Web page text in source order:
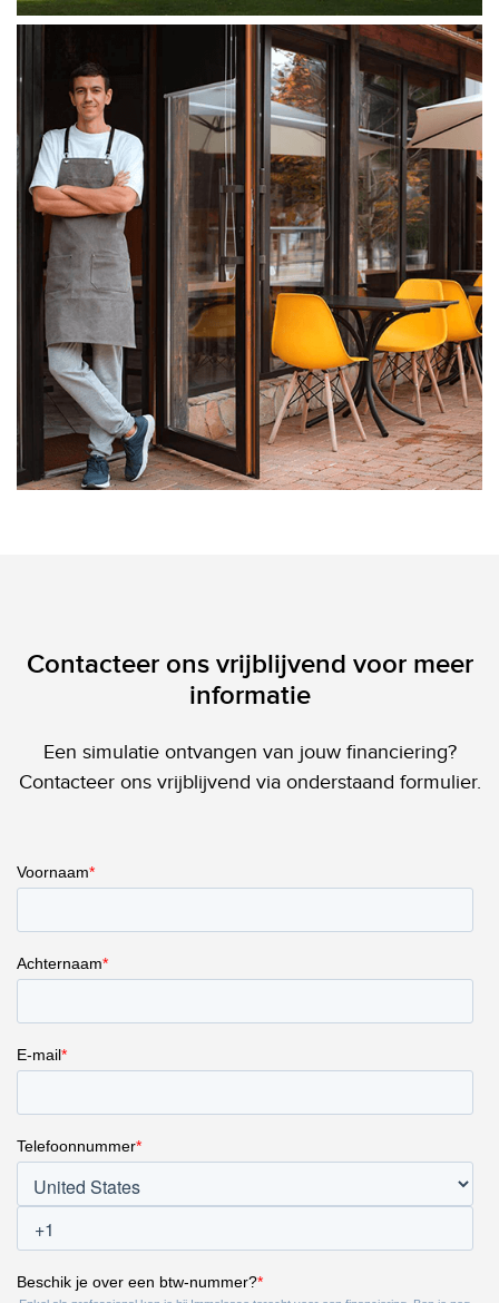
Contacteer ons vrijblijvend voor meer
informatie
Een simulatie ontvangen van jouw financiering?
Contacteer ons vrijblijvend via onderstaand formulier.